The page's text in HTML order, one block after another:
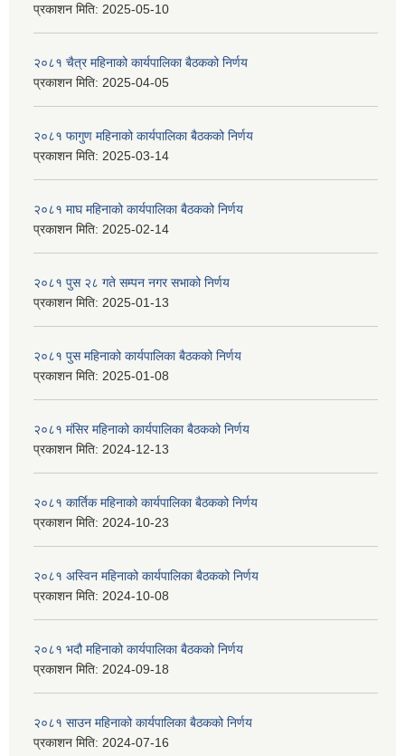
प्रकाशन मिति: 2025-05-10
२०८१ चैत्र महिनाको कार्यपालिका बैठकको निर्णय
प्रकाशन मिति: 2025-04-05
२०८१ फागुण महिनाको कार्यपालिका बैठकको निर्णय
प्रकाशन मिति: 2025-03-14
२०८१ माघ महिनाको कार्यपालिका बैठकको निर्णय
प्रकाशन मिति: 2025-02-14
२०८१ पुस २८ गते सम्प‍न नगर सभाको निर्णय
प्रकाशन मिति: 2025-01-13
२०८१ पुस महिनाको कार्यपालिका बैठकको निर्णय
प्रकाशन मिति: 2025-01-08
२०८१ मंसिर महिनाको कार्यपालिका बैठकको निर्णय
प्रकाशन मिति: 2024-12-13
२०८१ कार्तिक महिनाको कार्यपालिका बैठकको निर्णय
प्रकाशन मिति: 2024-10-23
२०८१ अस्विन महिनाको कार्यपालिका बैठकको निर्णय
प्रकाशन मिति: 2024-10-08
२०८१ भदौ महिनाको कार्यपालिका बैठकको निर्णय
प्रकाशन मिति: 2024-09-18
२०८१ साउन महिनाको कार्यपालिका बैठकको निर्णय
प्रकाशन मिति: 2024-07-16